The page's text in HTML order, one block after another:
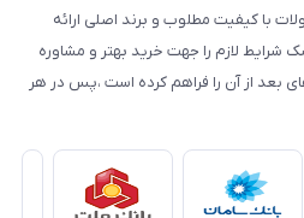
با کیفیت مطلوب و برند اصلی ارائه
لازم را جهت خرید بهتر و مشاوره
بعد از آن را فراهم کرده است ،پس در هر